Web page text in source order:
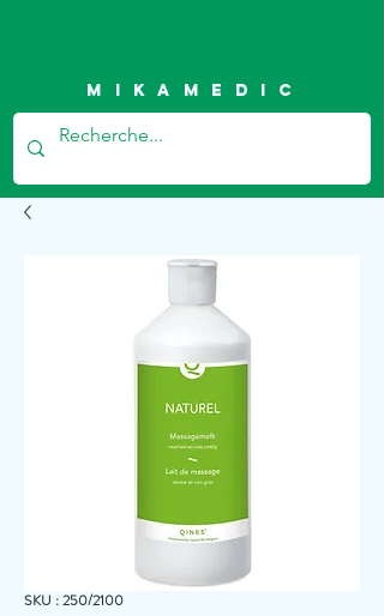
Mikamedic
SKU : 250/2100